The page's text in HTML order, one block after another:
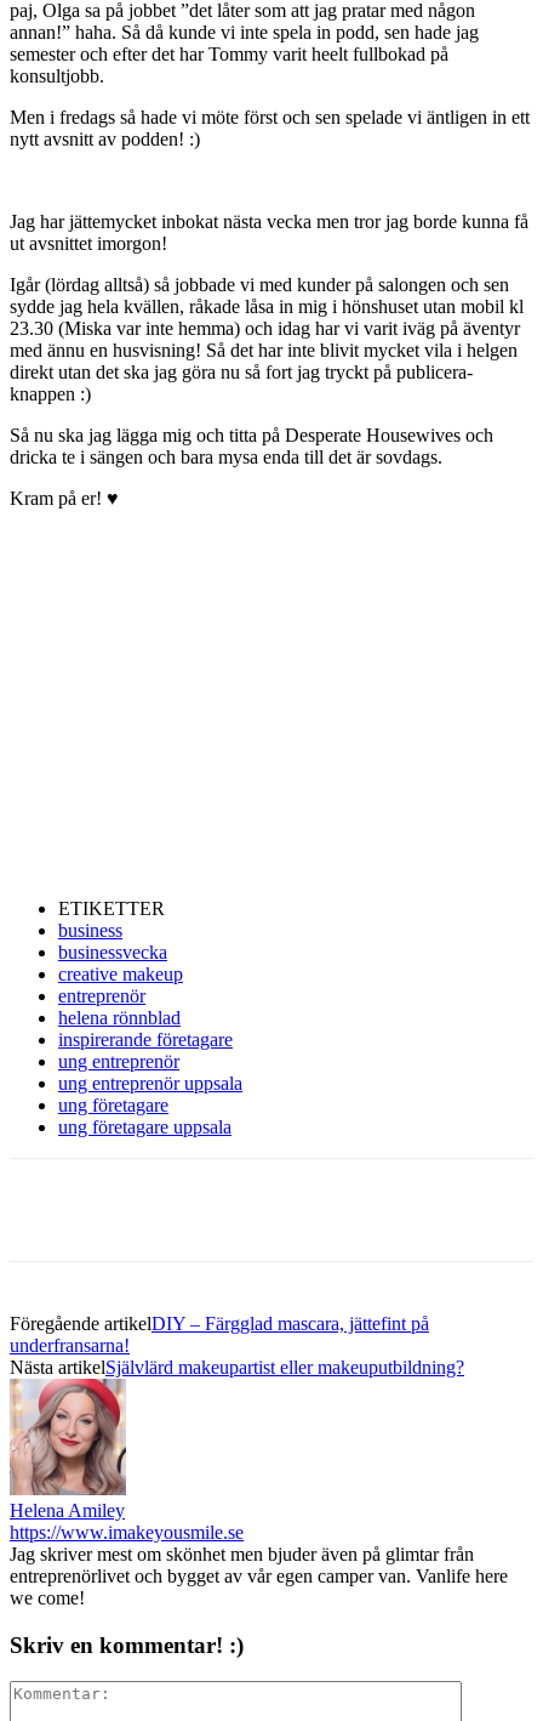
paj, Olga sa på jobbet ”det låter som att jag pratar med någon
annan!” haha. Så då kunde vi inte spela in podd, sen hade jag
semester och efter det har Tommy varit heelt fullbokad på
konsultjobb.
Men i fredags så hade vi möte först och sen spelade vi äntligen in ett
nytt avsnitt av podden! :)
Jag har jättemycket inbokat nästa vecka men tror jag borde kunna få
ut avsnittet imorgon!
Igår (lördag alltså) så jobbade vi med kunder på salongen och sen
sydde jag hela kvällen, råkade låsa in mig i hönshuset utan mobil kl
23.30 (Miska var inte hemma) och idag har vi varit iväg på äventyr
med ännu en husvisning! Så det har inte blivit mycket vila i helgen
direkt utan det ska jag göra nu så fort jag tryckt på publicera-
knappen :)
Så nu ska jag lägga mig och titta på Desperate Housewives och
dricka te i sängen och bara mysa enda till det är sovdags.
Kram på er! ♥
ETIKETTER
business
businessvecka
creative makeup
entreprenör
helena rönnblad
inspirerande företagare
ung entreprenör
ung entreprenör uppsala
ung företagare
ung företagare uppsala
Föregående artikelDIY – Färgglad mascara, jättefint på
underfransarna!
Nästa artikelSjälvlärd makeupartist eller makeuputbildning?
Helena Amiley
https://www.imakeyousmile.se
Jag skriver mest om skönhet men bjuder även på glimtar från
entreprenörlivet och bygget av vår egen camper van. Vanlife here
we come!
Skriv en kommentar! :)